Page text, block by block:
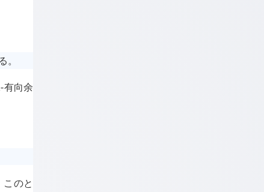
-有向余
のと